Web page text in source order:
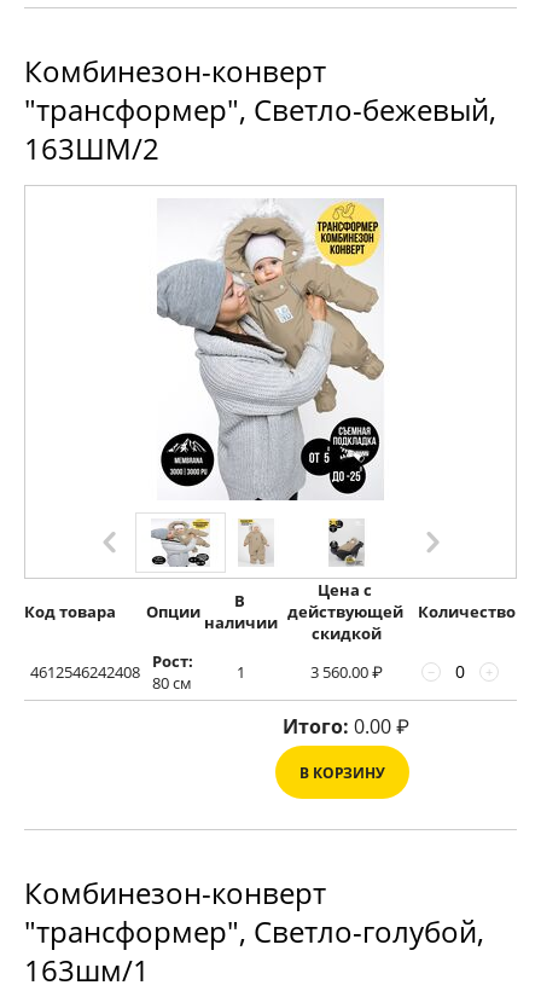
Комбинезон-конверт
"трансформер", Светло-бежевый,
163ШМ/2
Код товара Опции
В
наличии
Цена с
действующей
скидкой
Количество
4612546242408
Рост:
80 см
1 3 560.00₽ +
−
Итого: 0.00₽
В КОРЗИНУ
Комбинезон-конверт
"трансформер", Светло-голубой,
163шм/1